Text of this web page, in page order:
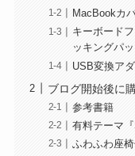
MacBookカ
キーボード
ッキングパッ
USB変換ア
ブログ開始後に
参考書籍
有料テーマ『
ふわふわ座